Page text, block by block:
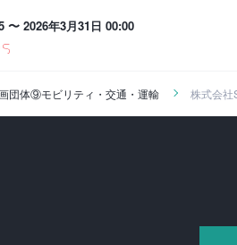
〜 2026年3月31日 00:00
団体⑨モビリティ・交通・運輸 株式会社